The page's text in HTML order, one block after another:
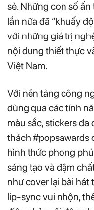
sẻ. Những con số
lần nữa đã “khuấy
với những giá trị
nội dung thiết thực
Việt Nam.
Với nền tảng công
dùng qua các tính
màu sắc, stickers
thách #popsawards
hình thức phong
sáng tạo và đậm
như cover lại bài hát
lip-sync vui nhộn,